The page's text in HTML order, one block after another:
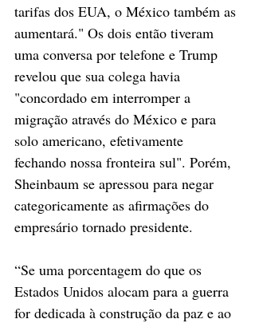
tarifas dos EUA, o México também as
aumentará." Os dois então tiveram
uma conversa por telefone e Trump
revelou que sua colega havia
"concordado em interromper a
migração através do México e para
solo americano, efetivamente
fechando nossa fronteira sul". Porém,
Sheinbaum se apressou para negar
categoricamente as afirmações do
empresário tornado presidente.
“Se uma porcentagem do que os
Estados Unidos alocam para a guerra
for dedicada à construção da paz e ao